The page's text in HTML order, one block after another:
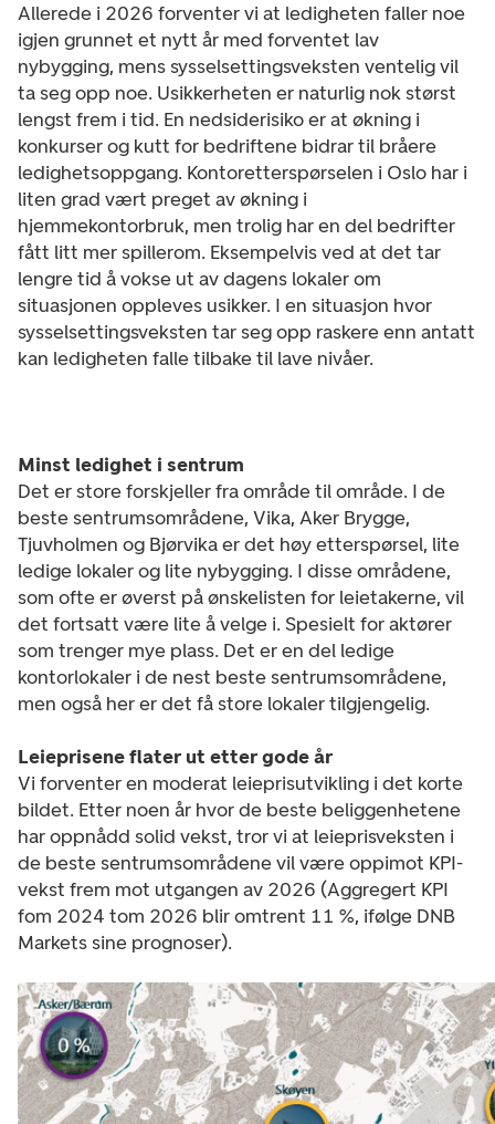
Allerede i 2026 forventer vi at ledigheten faller noe
igjen grunnet et nytt år med forventet lav
nybygging, mens sysselsettingsveksten ventelig vil
ta seg opp noe. Usikkerheten er naturlig nok størst
lengst frem i tid. En nedsiderisiko er at økning i
konkurser og kutt for bedriftene bidrar til bråere
ledighetsoppgang. Kontoretterspørselen i Oslo har i
liten grad vært preget av økning i
hjemmekontorbruk, men trolig har en del bedrifter
fått litt mer spillerom. Eksempelvis ved at det tar
lengre tid å vokse ut av dagens lokaler om
situasjonen oppleves usikker. I en situasjon hvor
sysselsettingsveksten tar seg opp raskere enn antatt
kan ledigheten falle tilbake til lave nivåer.
Minst ledighet i sentrum
Det er store forskjeller fra område til område. I de
beste sentrumsområdene, Vika, Aker Brygge,
Tjuvholmen og Bjørvika er det høy etterspørsel, lite
ledige lokaler og lite nybygging. I disse områdene,
som ofte er øverst på ønskelisten for leietakerne, vil
det fortsatt være lite å velge i. Spesielt for aktører
som trenger mye plass. Det er en del ledige
kontorlokaler i de nest beste sentrumsområdene,
men også her er det få store lokaler tilgjengelig.
Leieprisene flater ut etter gode år
Vi forventer en moderat leieprisutvikling i det korte
bildet. Etter noen år hvor de beste beliggenhetene
har oppnådd solid vekst, tror vi at leieprisveksten i
de beste sentrumsområdene vil være oppimot KPI-
vekst frem mot utgangen av 2026 (Aggregert KPI
fom 2024 tom 2026 blir omtrent 11 %, ifølge DNB
Markets sine prognoser).